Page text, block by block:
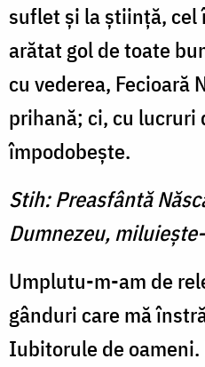
suflet şi la ştiinţă,
arătat gol de toate
cu vederea, Fecioară
prihană; ci, cu lucruri
împodobeşte.
Stih: Preasfântă
Dumnezeu,
Umplutu-m-am de
gânduri care mă
Iubitorule de